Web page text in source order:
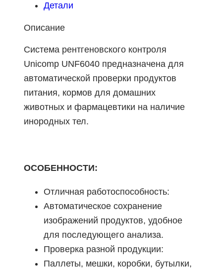
Детали
Описание
Система рентгеновского контроля
Unicomp UNF6040 предназначена для
автоматической проверки продуктов
питания, кормов для домашних
животных и фармацевтики на наличие
инородных тел.
ОСОБЕННОСТИ:
Отличная работоспособность:
Автоматическое сохранение
изображений продуктов, удобное
для последующего анализа.
Проверка разной продукции:
Паллеты, мешки, коробки, бутылки,